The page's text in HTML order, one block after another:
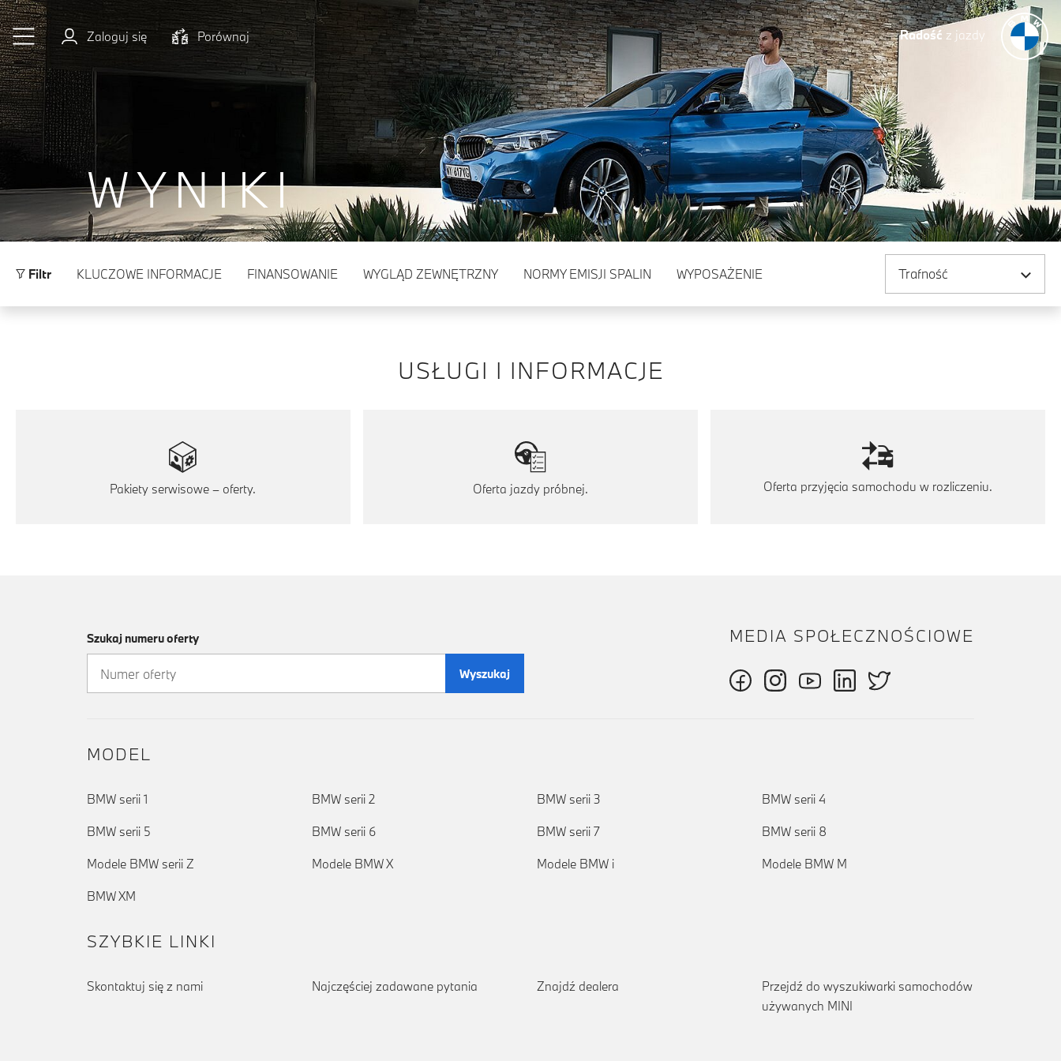
Przejdź do głównej treści
Zaloguj się
Porównaj Radość z jazdy
WYNIKI
Filtr KLUCZOWE INFORMACJE FINANSOWANIE WYGLĄD ZEWNĘTRZNY NORMY EMISJI SPALIN WYPOSAŻENIE
USŁUGI I INFORMACJE
Pakiety serwisowe – oferty. Oferta jazdy próbnej. Oferta przyjęcia samochodu w rozliczeniu.
Szukaj numeru oferty
Wyszukaj
MEDIA SPOŁECZNOŚCIOWE
MODEL
BMW serii 1 BMW serii 2 BMW serii 3 BMW serii 4
BMW serii 5 BMW serii 6 BMW serii 7 BMW serii 8
Modele BMW serii Z Modele BMW X Modele BMW i Modele BMW M
BMW XM
SZYBKIE LINKI
Skontaktuj się z nami Najczęściej zadawane pytania Znajdź dealera
Przejdź do wyszukiwarki samochodów
używanych MINI